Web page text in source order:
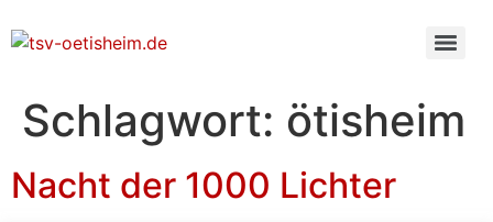
Schlagwort: ötisheim
Nacht der 1000 Lichter